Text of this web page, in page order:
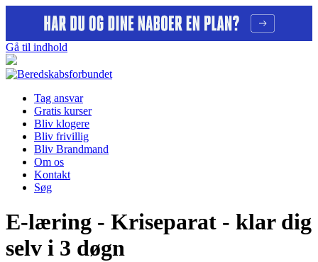
Gå til indhold
Tag ansvar
Gratis kurser
Bliv klogere
Bliv frivillig
Bliv Brandmand
Om os
Kontakt
Søg
E-læring - Kriseparat - klar dig
selv i 3 døgn